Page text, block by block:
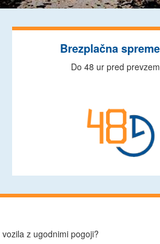
Brezplačna
Do 48 ur pred
z ugodnimi pogoji?